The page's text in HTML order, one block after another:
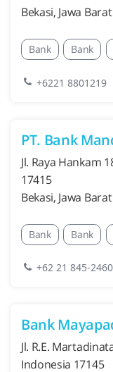
Bekasi, Jawa Barat
Bank Bank
+6221 8801219
PT. Bank
Jl. Raya Hankam
17415
Bekasi, Jawa Barat
Bank Bank
+62 21 845-2460
Bank
Jl. R.E.
Indonesia 17145